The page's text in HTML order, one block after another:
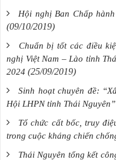
Hội nghị Ban Chấp
(09/10/2019)
Chuẩn bị tốt các điều
nghị Việt Nam – Lào tỉnh
2024 (25/09/2019)
Sinh hoạt chuyên đề:
Hội LHPN tỉnh Thái Nguyên”
Tổ chức cất bốc, truy
trong cuộc kháng chiến
Thái Nguyên tổng kết